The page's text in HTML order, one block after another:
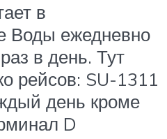
в
Воды ежедневно
в день. Тут
рейсов: SU-1311
день кроме
D